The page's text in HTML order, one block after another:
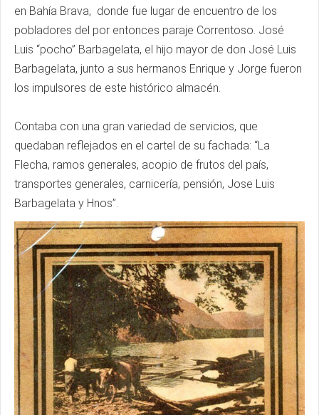
en Bahía Brava, donde fue lugar de encuentro de los
pobladores del por entonces paraje Correntoso. José
Luis “pocho” Barbagelata, el hijo mayor de don José Luis
Barbagelata, junto a sus hermanos Enrique y Jorge fueron
los impulsores de este histórico almacén.
Contaba con una gran variedad de servicios, que
quedaban reflejados en el cartel de su fachada: “La
Flecha, ramos generales, acopio de frutos del país,
transportes generales, carnicería, pensión, Jose Luis
Barbagelata y Hnos”.